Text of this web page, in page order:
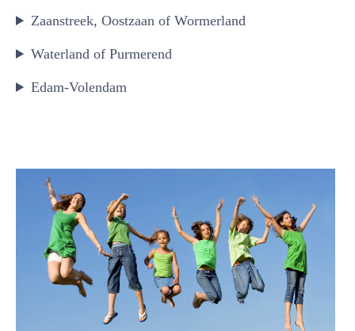
Zaanstreek, Oostzaan of Wormerland
Waterland of Purmerend
Edam-Volendam